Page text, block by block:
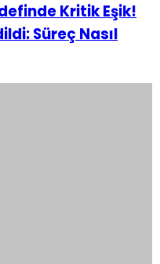
Kritik Eşik!
Süreç Nasıl